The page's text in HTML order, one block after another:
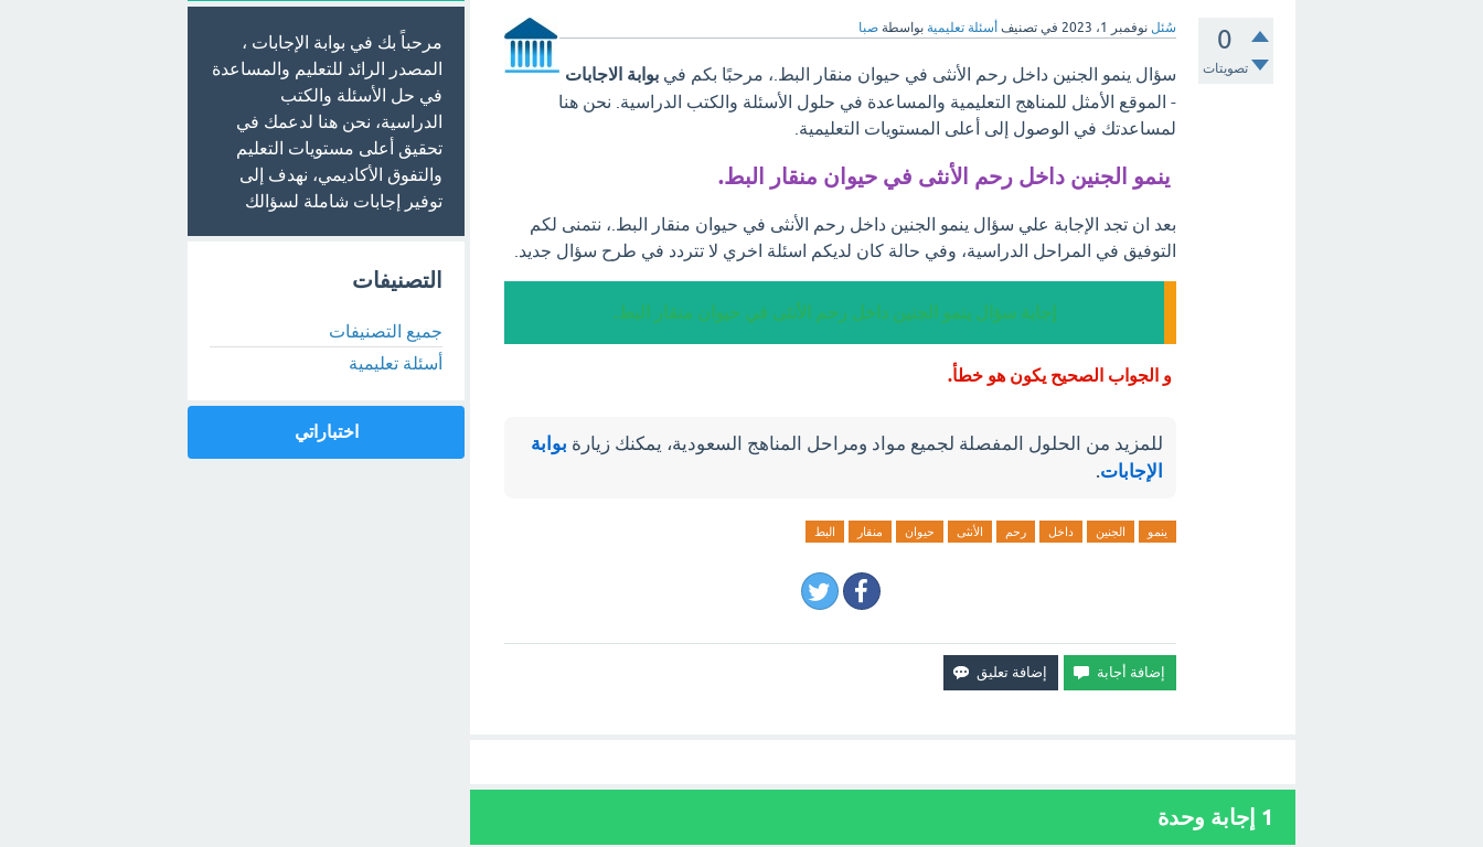
0
تصويتات
سُئل نوفمبر 1، 2023 في تصنيف أسئلة تعليمية بواسطة صبا
سؤال ينمو الجنين داخل رحم الأنثى في حيوان منقار البط.، مرحبًا بكم في بوابة الاجابات
- الموقع الأمثل للمناهج التعليمية والمساعدة في حلول الأسئلة والكتب الدراسية. نحن هنا
لمساعدتك في الوصول إلى أعلى المستويات التعليمية.
ينمو الجنين داخل رحم الأنثى في حيوان منقار البط.
بعد ان تجد الإجابة علي سؤال ينمو الجنين داخل رحم الأنثى في حيوان منقار البط.، نتمنى لكم
التوفيق في المراحل الدراسية، وفي حالة كان لديكم اسئلة اخري لا تتردد في طرح سؤال جديد.
إجابة سؤال ينمو الجنين داخل رحم الأنثى في حيوان منقار البط.
و الجواب الصحيح يكون هو خطأ.
للمزيد من الحلول المفصلة لجميع مواد ومراحل المناهج السعودية، يمكنك زيارة بوابة
الإجابات.
ينمو الجنين داخل رحم الأنثى حيوان منقار البط
1 إجابة وحدة
مرحباً بك في بوابة الإجابات ،
المصدر الرائد للتعليم والمساعدة
في حل الأسئلة والكتب
الدراسية، نحن هنا لدعمك في
تحقيق أعلى مستويات التعليم
والتفوق الأكاديمي، نهدف إلى
توفير إجابات شاملة لسؤالك
التصنيفات
جميع التصنيفات
أسئلة تعليمية
اختباراتي